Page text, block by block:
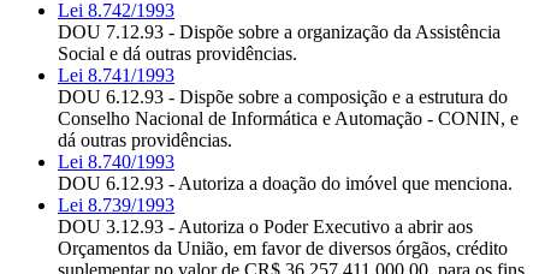
Lei 8.742/1993
DOU 7.12.93 - Dispõe sobre a organização da Assistência
Social e dá outras providências.
Lei 8.741/1993
DOU 6.12.93 - Dispõe sobre a composição e a estrutura do
Conselho Nacional de Informática e Automação - CONIN, e
dá outras providências.
Lei 8.740/1993
DOU 6.12.93 - Autoriza a doação do imóvel que menciona.
Lei 8.739/1993
DOU 3.12.93 - Autoriza o Poder Executivo a abrir aos
Orçamentos da União, em favor de diversos órgãos, crédito